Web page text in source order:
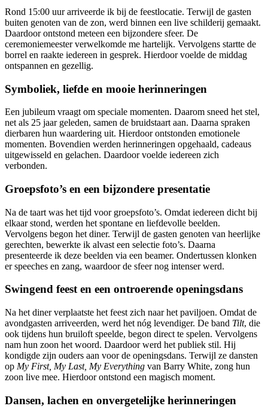
Rond 15:00 uur arriveerde ik bij de feestlocatie. Terwijl de gasten
buiten genoten van de zon, werd binnen een live schilderij gemaakt.
Daardoor ontstond meteen een bijzondere sfeer. De
ceremoniemeester verwelkomde me hartelijk. Vervolgens startte de
borrel en raakte iedereen in gesprek. Hierdoor voelde de middag
ontspannen en gezellig.
Symboliek, liefde en mooie herinneringen
Een jubileum vraagt om speciale momenten. Daarom sneed het stel,
net als 25 jaar geleden, samen de bruidstaart aan. Daarna spraken
dierbaren hun waardering uit. Hierdoor ontstonden emotionele
momenten. Bovendien werden herinneringen opgehaald, cadeaus
uitgewisseld en gelachen. Daardoor voelde iedereen zich
verbonden.
Groepsfoto’s en een bijzondere presentatie
Na de taart was het tijd voor groepsfoto’s. Omdat iedereen dicht bij
elkaar stond, werden het spontane en liefdevolle beelden.
Vervolgens begon het diner. Terwijl de gasten genoten van heerlijke
gerechten, bewerkte ik alvast een selectie foto’s. Daarna
presenteerde ik deze beelden via een beamer. Ondertussen klonken
er speeches en zang, waardoor de sfeer nog intenser werd.
Swingend feest en een ontroerende openingsdans
Na het diner verplaatste het feest zich naar het paviljoen. Omdat de
avondgasten arriveerden, werd het nóg levendiger. De band Tilt, die
ook tijdens hun bruiloft speelde, begon direct te spelen. Vervolgens
nam hun zoon het woord. Daardoor werd het publiek stil. Hij
kondigde zijn ouders aan voor de openingsdans. Terwijl ze dansten
op My First, My Last, My Everything van Barry White, zong hun
zoon live mee. Hierdoor ontstond een magisch moment.
Dansen, lachen en onvergetelijke herinneringen